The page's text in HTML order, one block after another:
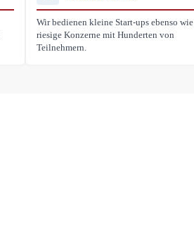
Wir bedienen kleine Start-ups ebenso wie
riesige Konzerne mit Hunderten von
Teilnehmern.